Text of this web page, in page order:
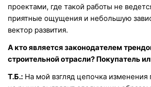
проектами, где такой работы не
приятные ощущения и небольшую
вектор развития.
А кто является законодателем
строительной отрасли? Покупатель
Т.Б.: На мой взгляд цепочка изменения